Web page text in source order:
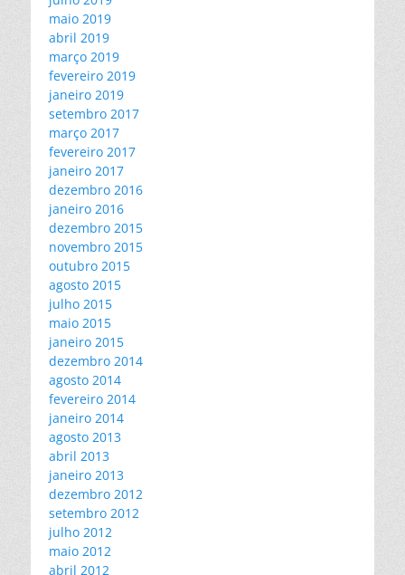
maio 2019
abril 2019
março 2019
fevereiro 2019
janeiro 2019
setembro 2017
março 2017
fevereiro 2017
janeiro 2017
dezembro 2016
janeiro 2016
dezembro 2015
novembro 2015
outubro 2015
agosto 2015
julho 2015
maio 2015
janeiro 2015
dezembro 2014
agosto 2014
fevereiro 2014
janeiro 2014
agosto 2013
abril 2013
janeiro 2013
dezembro 2012
setembro 2012
julho 2012
maio 2012
abril 2012